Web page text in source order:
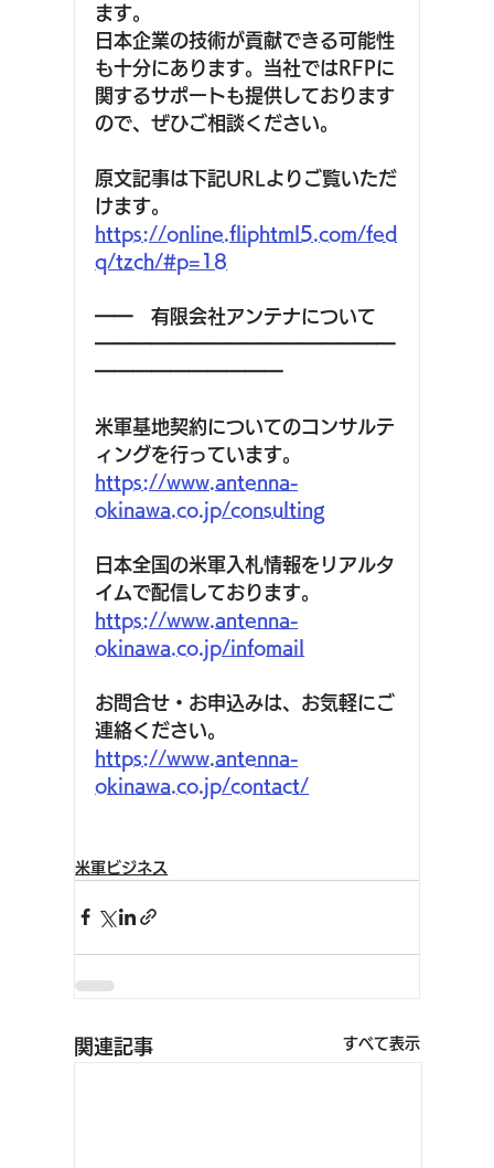
ます。
日本企業の技術が貢献できる可能性
も十分にあります。当社ではRFPに
関するサポートも提供しております
ので、ぜひご相談ください。
原文記事は下記URLよりご覧いただ
けます。
https://online.fliphtml5.com/fed
q/tzch/#p=18
━━　有限会社アンテナについて
━━━━━━━━━━━━━━━━
━━━━━━━━━━
米軍基地契約についてのコンサルテ
ィングを行っています。
https://www.antenna-
okinawa.co.jp/consulting
日本全国の米軍入札情報をリアルタ
イムで配信しております。
https://www.antenna-
okinawa.co.jp/infomail
お問合せ・お申込みは、お気軽にご
連絡ください。
https://www.antenna-
okinawa.co.jp/contact/
米軍ビジネス
関連記事 すべて表示